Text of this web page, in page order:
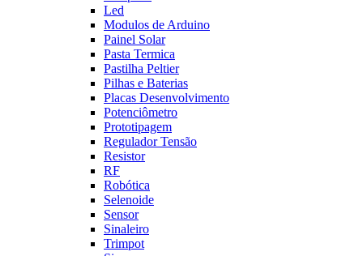
Led
Modulos de Arduino
Painel Solar
Pasta Termica
Pastilha Peltier
Pilhas e Baterias
Placas Desenvolvimento
Potenciômetro
Prototipagem
Regulador Tensão
Resistor
RF
Robótica
Selenoide
Sensor
Sinaleiro
Trimpot